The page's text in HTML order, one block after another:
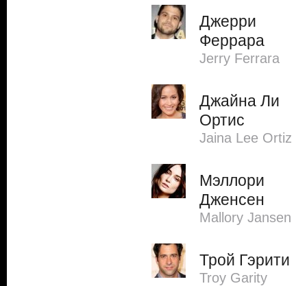
Джерри
Феррара
Jerry Ferrara
Джайна Ли
Ортис
Jaina Lee Ortiz
Мэллори
Дженсен
Mallory Jansen
Трой Гэрити
Troy Garity